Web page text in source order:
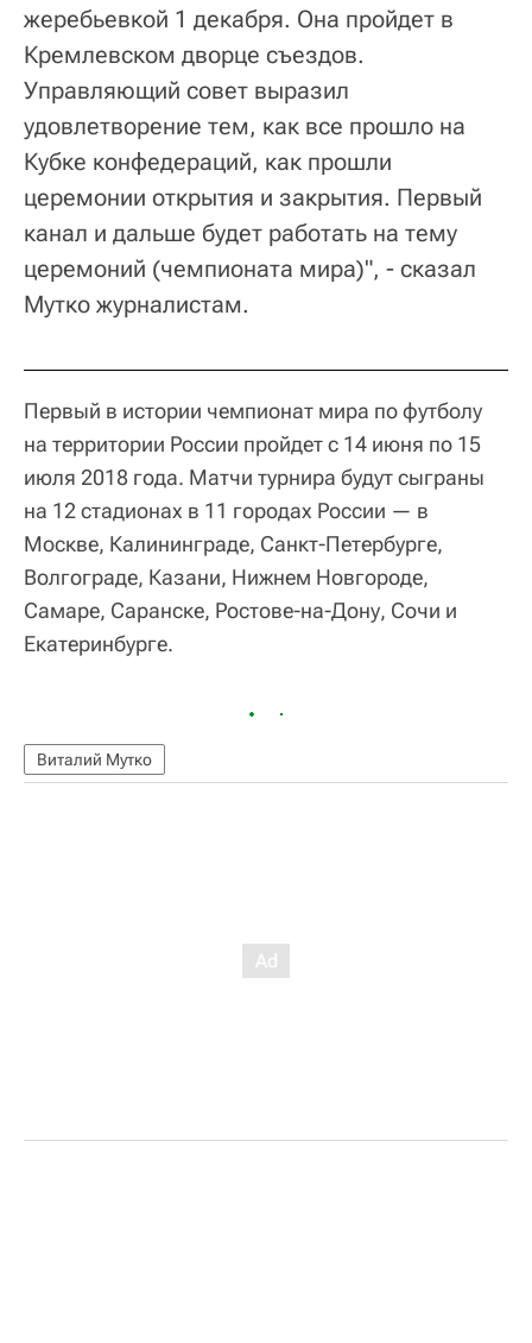
жеребьевкой 1 декабря. Она пройдет в
Кремлевском дворце съездов.
Управляющий совет выразил
удовлетворение тем, как все прошло на
Кубке конфедераций, как прошли
церемонии открытия и закрытия. Первый
канал и дальше будет работать на тему
церемоний (чемпионата мира)", - сказал
Мутко журналистам.
Первый в истории чемпионат мира по футболу
на территории России пройдет с 14 июня по 15
июля 2018 года. Матчи турнира будут сыграны
на 12 стадионах в 11 городах России — в
Москве, Калининграде, Санкт-Петербурге,
Волгограде, Казани, Нижнем Новгороде,
Самаре, Саранске, Ростове-на-Дону, Сочи и
Екатеринбурге.
Виталий Мутко